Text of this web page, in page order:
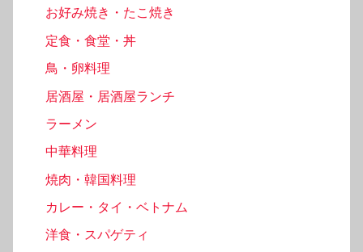
お好み焼き・たこ焼き
定食・食堂・丼
鳥・卵料理
居酒屋・居酒屋ランチ
ラーメン
中華料理
焼肉・韓国料理
カレー・タイ・ベトナム
洋食・スパゲティ